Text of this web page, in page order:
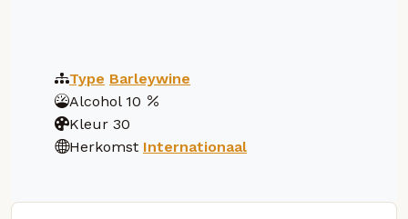
Type Barleywine
Alcohol 10
Kleur 30
Herkomst Internationaal